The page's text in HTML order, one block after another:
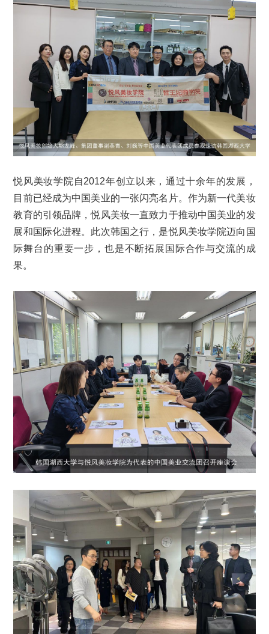
悦风美妆学院自2012年创立以来，通过十余年的发展，
目前已经成为中国美业的一张闪亮名片。作为新一代美妆
教育的引领品牌，悦风美妆一直致力于推动中国美业的发
展和国际化进程。此次韩国之行，是悦风美妆学院迈向国
际舞台的重要一步，也是不断拓展国际合作与交流的成
果。